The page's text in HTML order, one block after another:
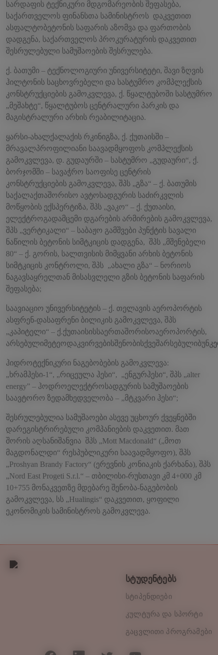
სარდაფის ტექნიკური მდგომარეობის შეფასება,
საქართველოს ფინანსთა სამინისტროს დაკვეთით
ასფალტობეტონის საფარის აზომვა და ფართობის
დადგენა, საქართველოს პროკურატურის დაკვეთით
შესრულებული სამუშაოების შესრულება.
ქ. ბათუმი – ტექნოლოგიური უნივერსიტეტი, შავი ზღვის
ჰილტონის საცხოვრებელი და სასტუმრო კომპლექსის
კონსტრუქციების გამოკვლევა, ქ. წყალტუბოში სასტუმრო
„მეშახტე“, წყალტუბოს ცენტრალური პარკის და
მაგისტრალური არხის რეაბილიტაცია.
ყარსი-ახალქალაქის რკინიგზა, ქ. ქუთაისში –
მრავალპროფილიანი საავადმყოფოს კომპლექსის
გამოკვლევა, დ. გუდაურში – სასტუმრო „გუდაური“, ქ.
ბორჯომში – სავაჭრო საოფისე ცენტრის
კონსტრუქციების გამოკვლევა, შპს „გზა“ – ქ. ბათუმის
საქალაქთაშორისო ავტოსადგურის საძირკვლის
მოწყობის ექსპერტიზა, შპს „ვაკო“ – ქ. ქუთაისი,
ელექტროგადამცემი დგარების არმირების გამოკვლევა,
შპს „ვერტიკალი“ – საბაჟო გამშვები პუნქტის სავალი
ნაწილის ბეტონის სიმტკიცის დადგენა, შპს „მშენებელი
80“ – ქ. გორის, სალთვისის მიმყვანი არხის ბეტონის
სიმტკიცის კონტროლი, შპს „ახალი გზა“ – ნორიოს
ნაგავსაყრელთან მისასვლელი გზის ბეტონის საფარის
შეფასება;
საავიაციო უნივერსიტეტის – ქ. თელავის აეროპორტის
ასფრენ-დასაფრენი ბილიკის გამოკვლევა, შპს
„კაპიტელი“ – ქ.ქუთაისისსაერთაშორისოაეროპორტის,
ჰიდროტექნიკური ნაგებობების გამოკვლევა:
„ხრამჰესი-1“, „რიცეულა ჰესი“, „ენგურჰესი“, შპს „alter
energy” – ჰოდროელექტროსადგურის სამუშაოების
საავტორო ზედამხედველობა – „მტკვარი ჰესი“;
შესრულებულია სამუშაოები ასევე უცხოურ ქვეყნებში
დარეგისტრირებული კომპანიების დაკვეთით. მათ
შორის აღსანიშანვია შპს „Mott Macdonald“ („მოთ
მაგდონალდი“ რესპუბლიკური საავადმყოფო), შპს
„Proshyan Brandy Factory“ (ერევნის კონიაკის ქარხანა), შპს
„Nord East Progeti S.r.l.“ – თბილისი-რუსთავი კმ 4+000 კმ
10+755 მონაკვეთზე მდებარე შენობა-ნაგებობის
გამოკვლევა, სს „Hualingis“ დაკვეთით, ყოფილი
ეკონომიკის სამინისტროს გამოკვლევა.
სტუდენტებს
სტიპენდიები
კულტურა და სპორტი
გაცვლითი პროგრამები